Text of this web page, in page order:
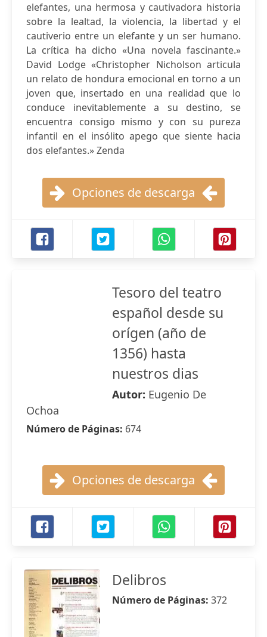
elefantes, una hermosa y cautivadora historia
sobre la lealtad, la violencia, la libertad y el
cautiverio entre un elefante y un ser humano.
La crítica ha dicho «Una novela fascinante.»
David Lodge «Christopher Nicholson articula
un relato de hondura emocional en torno a un
joven que, insertado en una realidad que lo
conduce inevitablemente a su destino, se
encuentra consigo mismo y con su pureza
infantil en el insólito apego que siente hacia
dos elefantes.» Zenda
Opciones de descarga
Tesoro del teatro
español desde su
orígen (año de
1356) hasta
nuestros dias
Autor: Eugenio De
Ochoa
Número de Páginas: 674
Opciones de descarga
Delibros
Número de Páginas: 372